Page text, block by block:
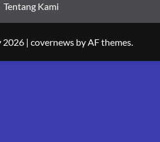
Tentang Kami
2026 | covernewsby AF themes.